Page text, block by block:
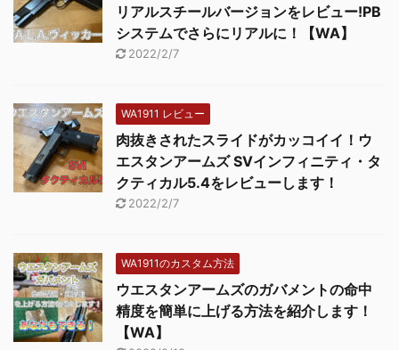
リアルスチールバージョンをレビュー!PB
システムでさらにリアルに！【WA】
2022/2/7
WA1911 レビュー
肉抜きされたスライドがカッコイイ！ウ
エスタンアームズ SVインフィニティ・タ
クティカル5.4をレビューします！
2022/2/7
WA1911のカスタム方法
ウエスタンアームズのガバメントの命中
精度を簡単に上げる方法を紹介します！
【WA】